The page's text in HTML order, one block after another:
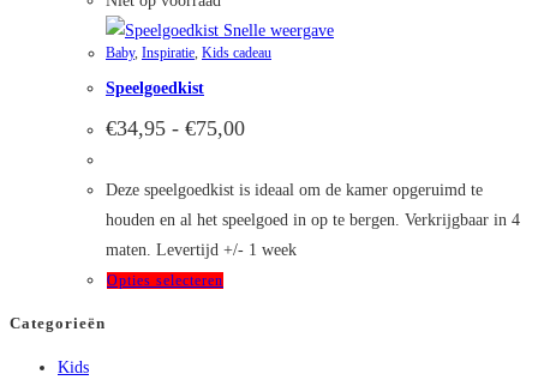
Snelle weergave
Baby, Inspiratie, Kids cadeau
Speelgoedkist
€34,95 - €75,00Prijsklasse:
€75,00
Deze speelgoedkist is ideaal om de kamer opgeruimd te
houden en al het speelgoed in op te bergen. Verkrijgbaar in 4
maten. Levertijd +/- 1 week
Opties selecteren
Categorieën
Kids